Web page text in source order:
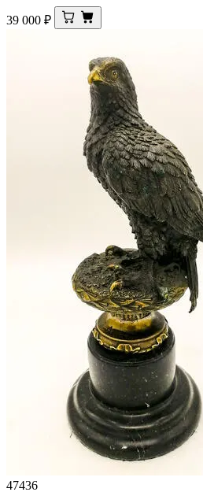
39 000 ₽
47436